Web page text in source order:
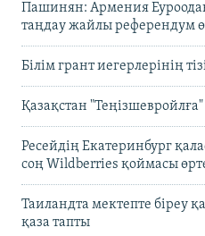
Пашинян: Армения
таңдау жайлы референдум
Білім грант иегерлерінің
Қазақстан
Ресейдің Екатеринбург
соң Wildberries қоймасы
Таиландта мектепте біреу
қаза тапты